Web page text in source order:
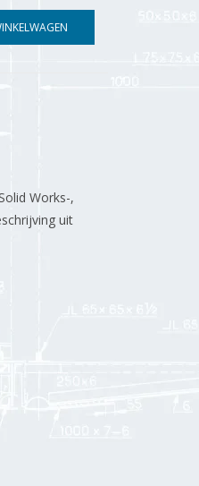
Works-,
uit